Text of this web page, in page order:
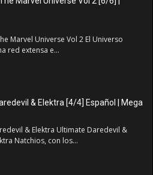
Marvel Universe Vol 2 El Universo
red extensa e...
& Elektra [4/4] Español | Mega
& Elektra Ultimate Daredevil &
Natchios, con los...